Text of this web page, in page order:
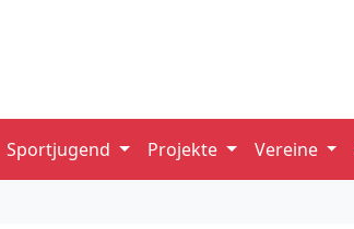
Sportjugend Projekte Vereine